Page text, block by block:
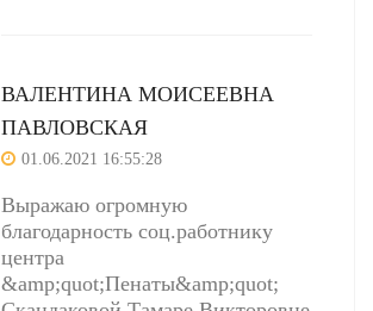
ВАЛЕНТИНА МОИСЕЕВНА
ПАВЛОВСКАЯ
01.06.2021 16:55:28
Выражаю огромную
благодарность соц.работнику
центра
&amp;quot;Пенаты&amp;quot;